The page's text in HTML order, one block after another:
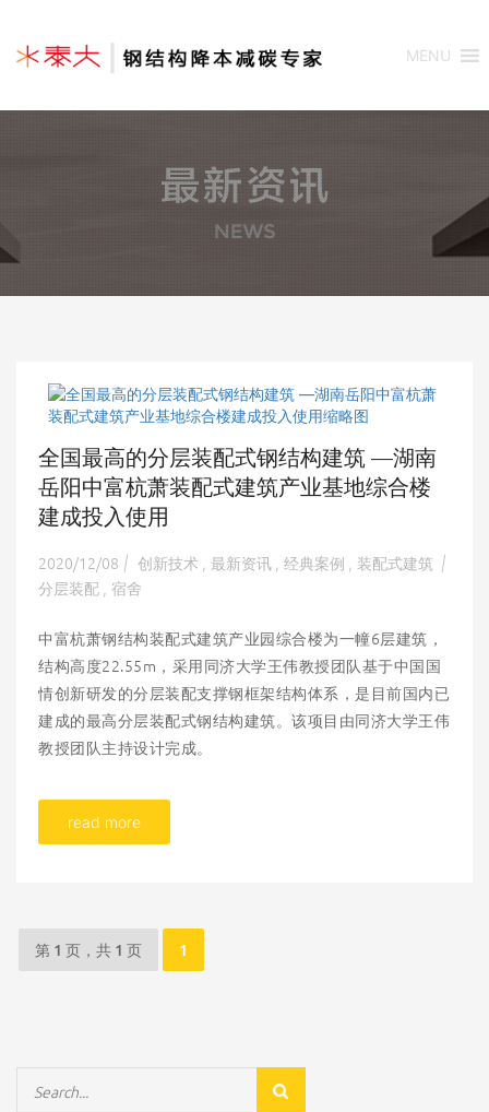
MENU
全国最高的分层装配式钢结构建筑 —湖南
岳阳中富杭萧装配式建筑产业基地综合楼
建成投入使用
2020/12/08 | 创新技术 最新资讯 经典案例 装配式建筑 |
分层装配 宿舍
中富杭萧钢结构装配式建筑产业园综合楼为一幢6层建筑，
结构高度22.55m，采用同济大学王伟教授团队基于中国国
情创新研发的分层装配支撑钢框架结构体系，是目前国内已
建成的最高分层装配式钢结构建筑。该项目由同济大学王伟
教授团队主持设计完成。
read more
第 1 页，共 1 页 1